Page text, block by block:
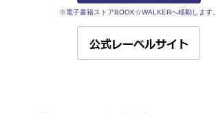
※電子書籍ストアBOOK☆WALKERへ移動します。